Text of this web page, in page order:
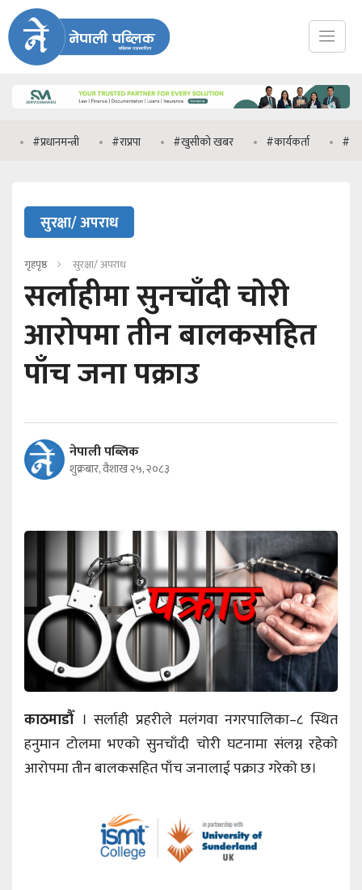
#राप्रपा #खुसीको खबर #कार्यकर्ता #प्रधानमन्त्री
सुरक्षा/ अपराध
गृहपृष्ठ सुरक्षा/ अपराध
सर्लाहीमा सुनचाँदी चोरी
आरोपमा तीन बालकसहित
पाँच जना पक्राउ
नेपाली पब्लिक
शुक्रबार, वैशाख २५, २०८३
काठमाडौँ । सर्लाही प्रहरीले मलंगवा नगरपालिका–८ स्थित
हनुमान टोलमा भएको सुनचाँदी चोरी घटनामा संलग्न रहेको
आरोपमा तीन बालकसहित पाँच जनालाई पक्राउ गरेको छ।